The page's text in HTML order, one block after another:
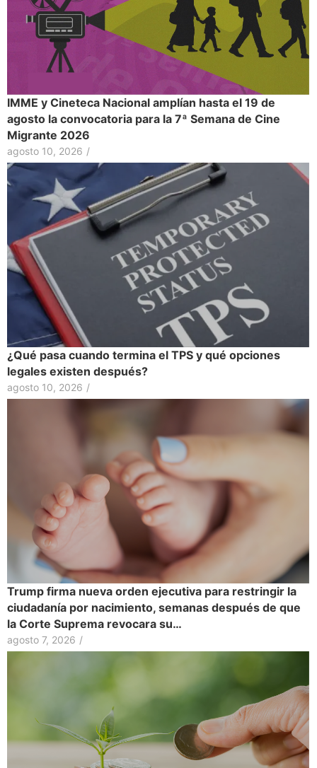
IMME y Cineteca Nacional amplían hasta el 19 de
agosto la convocatoria para la 7ª Semana de Cine
Migrante 2026
agosto 10, 2026 /
¿Qué pasa cuando termina el TPS y qué opciones
legales existen después?
agosto 10, 2026 /
Trump firma nueva orden ejecutiva para restringir la
ciudadanía por nacimiento, semanas después de que
la Corte Suprema revocara su…
agosto 7, 2026 /